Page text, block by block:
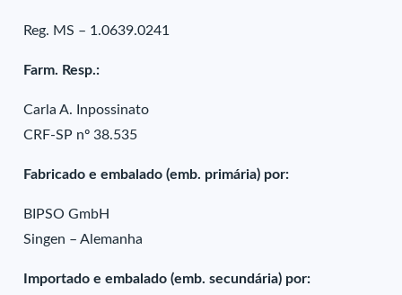
Reg. MS – 1.0639.0241
Farm. Resp.:
Carla A. Inpossinato
CRF-SP nº 38.535
Fabricado e embalado (emb. primária) por:
BIPSO GmbH
Singen – Alemanha
Importado e embalado (emb. secundária) por: